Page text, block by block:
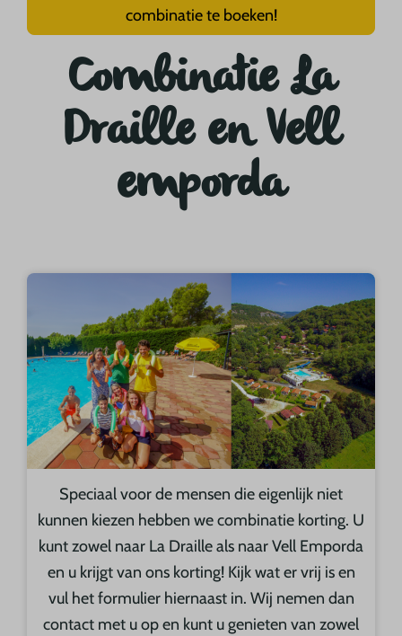
combinatie te boeken!
Combinatie La
Draille en Vell
emporda
Speciaal voor de mensen die eigenlijk niet
kunnen kiezen hebben we combinatie korting. U
kunt zowel naar La Draille als naar Vell Emporda
en u krijgt van ons korting! Kijk wat er vrij is en
vul het formulier hiernaast in. Wij nemen dan
contact met u op en kunt u genieten van zowel